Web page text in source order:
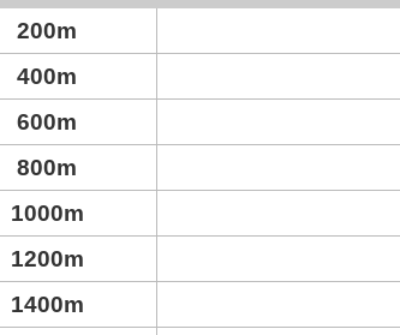
200m
400m
600m
800m
1000m
1200m
1400m